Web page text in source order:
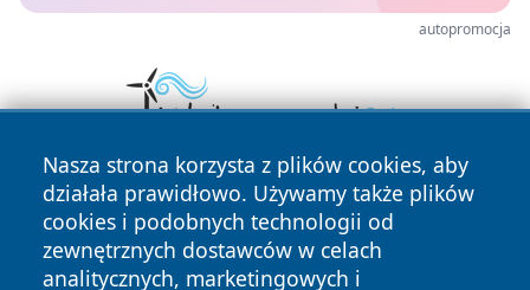
autopromocja
Nasza strona korzysta z plików cookies, aby
działała prawidłowo. Używamy także plików
cookies i podobnych technologii od
zewnętrznych dostawców w celach
analitycznych, marketingowych i